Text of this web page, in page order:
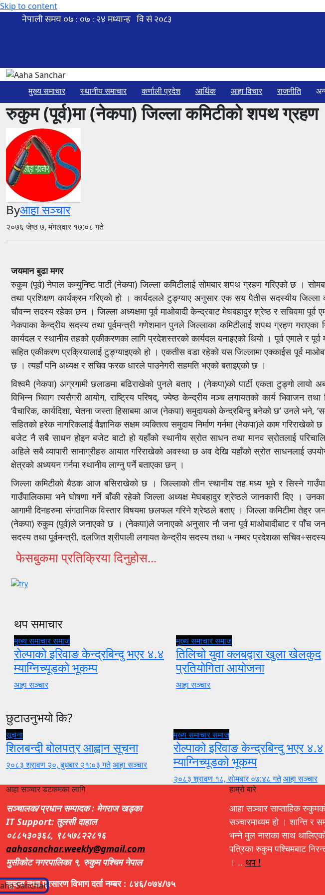
Skip to content
मुख्य समाचार स्थानीय समाचार कर्णाली प्रदेश आर्थिक आहा विचार राजनीति
रुकुम (पूर्व)मा (नेकपा) जिल्ला कमिटीको शपथ ग्रहण
Byआहा सञ्चार
२०७६ जेष्ठ ७, मंगलवार १७:०८ गते
जयमान बुढा मगर
रुकुम (पूर्व) नेपाल कम्युनिष्ट पार्टी (नेकपा) जिल्ला कमिटीलाई सोमबार शपथ ग्रहण गरिएको छ ।
तथा प्रशिक्षण कार्यक्रम गरिएको हो । कार्यदलले टुङ्ग्याए अनुसार एक सय पैतीस सदस्यीय जिल्ला
चौवन्न सदस्य रहेका छन । जिल्ला अध्यक्षमा पूर्व माओबादी केन्द्रबाट मेघबहादुर श्रेष्ठ र सचिवमा
नेकपाका केन्द्रीय सदस्य तथा पूर्वमन्त्री गणेशमान पुनले जिल्लाका कमिटीलाई शपथ ग्रहण
कार्यदल र स्थानीय तहको एकीकरणका लागि प्रदेशस्तरको कार्यदल बनाइएको थियो । पूर्व एमाले र पूर्व
सहित एकीकरण प्रक्रियालाई टुङ्ग्याइएको हो । एकतीस वडा रहेको यस जिल्लामा एक्काईस पूर्व
छ । त्यहाँ पनि अध्यक्ष र सचिव फरक धारले पाउनेगरी सहमति भएको बताइएको छ ।
विश्वमै (नेकपा) अग्रगामी छलाङमा बढिराखेको पुनले बताए । (नेकपा)को पार्टी एकता टुङ्गो लायो
विभिन्न भिवाग त्यसैगरी आयोग, राष्ट्रिय परिषद्, ज्येष्ठ केन्द्रीय मञ्च लगायतको कार्य भिवाजन
‘वैचारिक, कार्यदिशा, चेतना जस्ता हिसाबमा आज (नेकपा) समुदायको केन्द्रबिन्दु बनेको छ’ उनले
सहितको हरेक नागरिकलाई वैज्ञानिक सक्षम व्यक्तित्व समुदाय निर्माण गर्नमा (नेकपा)ले काम गरिराखेको छ
बजेट नै सबै साधन होइन बजेट बाटो हो यहाँको स्थानीय स्रोत साधन तथा मानव स्रोतलाई
अहिले सबै व्यापारी सामाग्रीहरु आयात गरिराखेको अवस्था छ अव देखि यहाँको स्रोत साधनलाई
क्षेत्रको अध्ययन गर्नमा स्थानीय लाग्नु पर्ने बताएका छन् ।
जिल्ला कमिटीको बैठक आज बसिराखेको छ । जिल्लाको तीन स्थानीय तह मध्य भूमे र सिस्ने
गाउँपालिकामा भने घोषणा गर्ने बाँकी रहेको जिल्ला अध्यक्ष मेघबहादुर श्रेष्ठले जानकारी दिए ।
आगामी दिनहरुमा संगठानिक विस्तार विषयमा छलफल गरिने श्रेष्ठले बताए । जिल्ला कमिटीमा तेह्र
(नेकपा) रुकुम (पूर्व)ले जनाएको छ । (नेकपा)ले जनाएको अनुसार नौ जना पूर्व माओबादीबाट र पाँच
सदस्य तथा पूर्वमन्त्री, दलजित श्रीपाली लगायत केन्द्रीय सदस्य तथा ५ नम्बर प्रदेशका
फेसबुकमा प्रतिक्रिया दिनुहोस...
थप समाचार
मुख्य समाचारसमाज
रोल्पाको इरिवाङ केन्द्रबिन्दु भएर ४.४
म्याग्निच्यूडको भूकम्प
आहा सञ्चार
मुख्य समाचारसमाज
तिलिचो युवा क्लबद्वारा खुला खेलकुद
प्रतियोगिता आयोजना
आहा सञ्चार
छुटाउनुभयो कि?
सूचना
शिलबन्दी बोलपत्र आह्वान सूचना
२०८३ श्रावण २०, बुधबार २१:०३ गतेआहा सञ्चार
मुख्य समाचारसमाज
रोल्पाको इरिवाङ केन्द्रबिन्दु भएर ४.४
म्याग्निच्यूडको भूकम्प
२०८३ श्रावण १८, सोमबार ०७:४८ गतेआहा सञ्चार
आहा सञ्चार डटकमका लागि
सञ्चालक/प्रधान सम्पादक : मेगराज खड्का
IT Support: तुलसी दाहाल
०८८५३०३६८, ९८५७८२२८१६
aahasanchar.weekly@gmail.com
मुसीकोट नगरपालिका १, रुकुम पश्चिम नेपाल
सूचना तथा प्रसारण विभाग दर्ता नम्बर : ८४६/०७४/७५
हाम्रो बारे
आहा सञ्चार साप्ताहिक
सञ्चारमाध्यम हो । शान्ति र
भन्ने मुल नाराका साथ
पत्रिका रुकुम पश्चिमबाट
। .. थप !